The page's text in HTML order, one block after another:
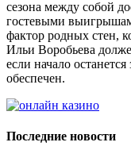
сезона между собой
гостевыми
фактор родных стен,
Ильи Воробьева
если начало
обеспечен.
Последние новости